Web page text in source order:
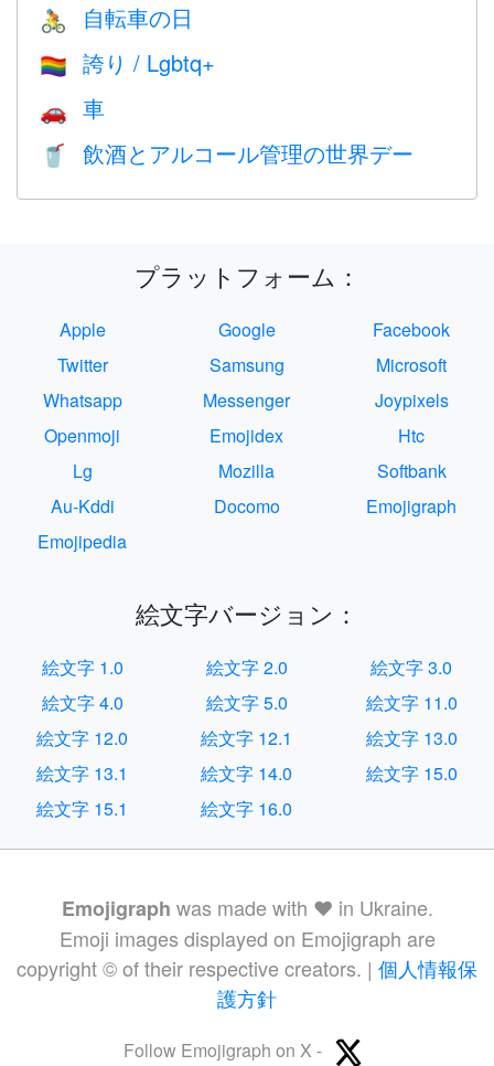
🚴 自転車の日
🏳️‍🌈 誇り / Lgbtq+
🚗 車
🥤 飲酒とアルコール管理の世界デー
プラットフォーム：
Apple Google
Facebook
Twitter
Samsung
Microsoft
Whatsapp
Messenger
Joypixels
Openmoji
Emojidex
Htc
Lg
Mozilla
Softbank
Au-Kddi
Docomo
Emojigraph
Emojipedia
絵文字バージョン：
絵文字 1.0 絵文字 2.0
絵文字 3.0
絵文字 4.0
絵文字 5.0
絵文字 11.0
絵文字 12.0
絵文字 12.1
絵文字 13.0
絵文字 13.1
絵文字 14.0
絵文字 15.0
絵文字 15.1
絵文字 16.0
Emojigraph was made with ❤️ in Ukraine.
Emoji images displayed on Emojigraph are
copyright © of their respective creators. | 個人情報保
護方針
Follow Emojigraph on X -